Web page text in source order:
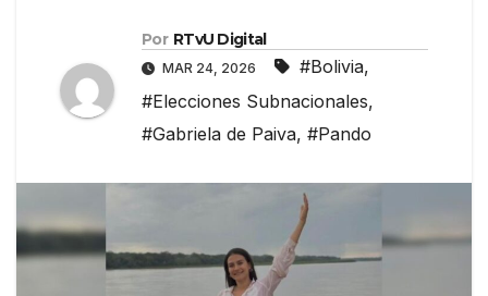
Por RTvU Digital
MAR 24, 2026 #Bolivia,
#Elecciones Subnacionales,
#Gabriela de Paiva, #Pando